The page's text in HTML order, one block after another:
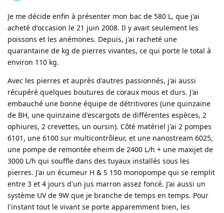
Je me décide enfin à présenter mon bac de 580 L, que j'ai
acheté d'occasion le 21 juin 2008. Il y avait seulement les
poissons et les anémones. Depuis, j'ai racheté une
quarantaine de kg de pierres vivantes, ce qui porte le total à
environ 110 kg.
Avec les pierres et auprès d'autres passionnés, j'ai aussi
récupéré quelques boutures de coraux mous et durs. J'ai
embauché une bonne équipe de détritivores (une quinzaine
de BH, une quinzaine d'escargots de différentes espèces, 2
ophiures, 2 crevettes, un oursin). Côté matériel j'ai 2 pompes
6101, une 6100 sur multicontrôleur, et une nanostream 6025,
une pompe de remontée eheim de 2400 L/h + une maxijet de
3000 L/h qui souffle dans des tuyaux installés sous les
pierres. J'ai un écumeur H & S 150 monopompe qui se remplit
entre 3 et 4 jours d'un jus marron assez foncé. J'ai aussi un
système UV de 9W que je branche de temps en temps. Pour
l'instant tout le vivant se porte apparemment bien, les